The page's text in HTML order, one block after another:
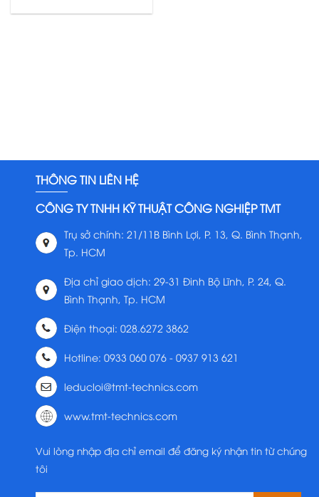
THÔNG TIN LIÊN HỆ
CÔNG TY TNHH KỸ THUẬT CÔNG NGHIỆP TMT
Trụ sở chính: 21/11B Bình Lợi, P. 13, Q. Bình Thạnh,
Tp. HCM
Địa chỉ giao dịch: 29-31 Đinh Bộ Lĩnh, P. 24, Q.
Bình Thạnh, Tp. HCM
Điện thoại: 028.6272 3862
Hotline: 0933 060 076 - 0937 913 621
leducloi@tmt-technics.com
www.tmt-technics.com
Vui lòng nhập địa chỉ email để đăng ký nhận tin từ chúng
tôi